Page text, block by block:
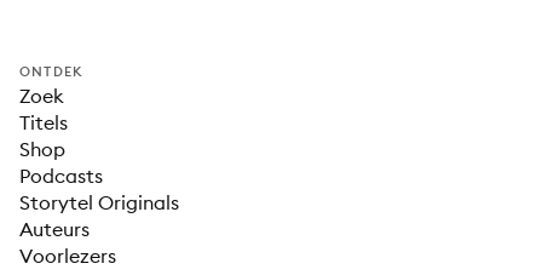
ONTDEK
Zoek
Titels
Shop
Podcasts
Storytel Originals
Auteurs
Voorlezers